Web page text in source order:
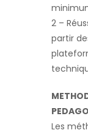
2 –
partir
Les